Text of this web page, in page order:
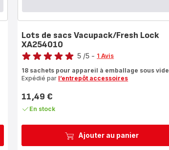
Ajouter au panier
Lots de sacs Vacupack/Fresh Lock
XA254010
Note
5
étoiles
(moyenne)
5 /5 - 1 Avis
18 sachets pour appareil à emballage sous vide
Expédié par l’entrepôt accessoires
Prix
11,49 €
En stock